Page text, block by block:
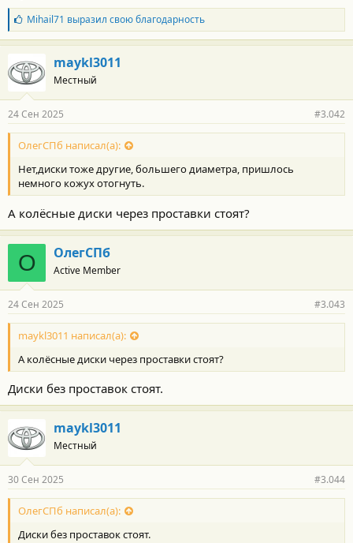
Б
л
а
о
д
а
н
о
с
и
:
Mihail71 выразил свою благодарность
maykl3011
Местный
24 Сен 2025 #3.042
ОлегСПб написал(а):
Нет,диски тоже другие, большего диаметра, пришлось
немного кожух отогнуть.
А колёсные диски через проставки стоят?
О ОлегСПб
Active Member
24 Сен 2025 #3.043
maykl3011 написал(а):
А колёсные диски через проставки стоят?
Диски без проставок стоят.
maykl3011
Местный
30 Сен 2025 #3.044
ОлегСПб написал(а):
Диски без проставок стоят.